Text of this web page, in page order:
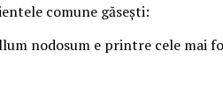
comune găsești:
nodosum e printre cele mai